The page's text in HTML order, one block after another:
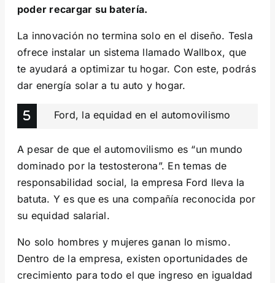
poder recargar su batería.
La innovación no termina solo en el diseño. Tesla
ofrece instalar un sistema llamado Wallbox, que
te ayudará a optimizar tu hogar. Con este, podrás
dar energía solar a tu auto y hogar.
Ford, la equidad en el automovilismo
A pesar de que el automovilismo es “un mundo
dominado por la testosterona”. En temas de
responsabilidad social, la empresa Ford lleva la
batuta. Y es que es una compañía reconocida por
su equidad salarial.
No solo hombres y mujeres ganan lo mismo.
Dentro de la empresa, existen oportunidades de
crecimiento para todo el que ingreso en igualdad